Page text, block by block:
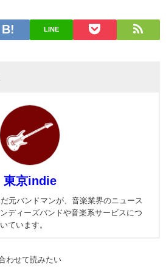
LINE
東京indie
元バンドマンが、音楽業界のニュース
ディーズバンドや音楽系サービスにつ
ています。
わせて読みたい